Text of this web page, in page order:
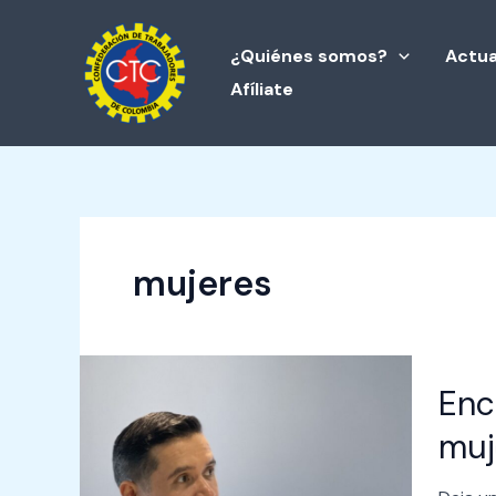
¿Quiénes somos?
Afíliate
mujeres
sindical